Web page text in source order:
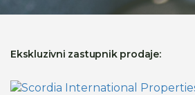
Ekskluzivni zastupnik prodaje: